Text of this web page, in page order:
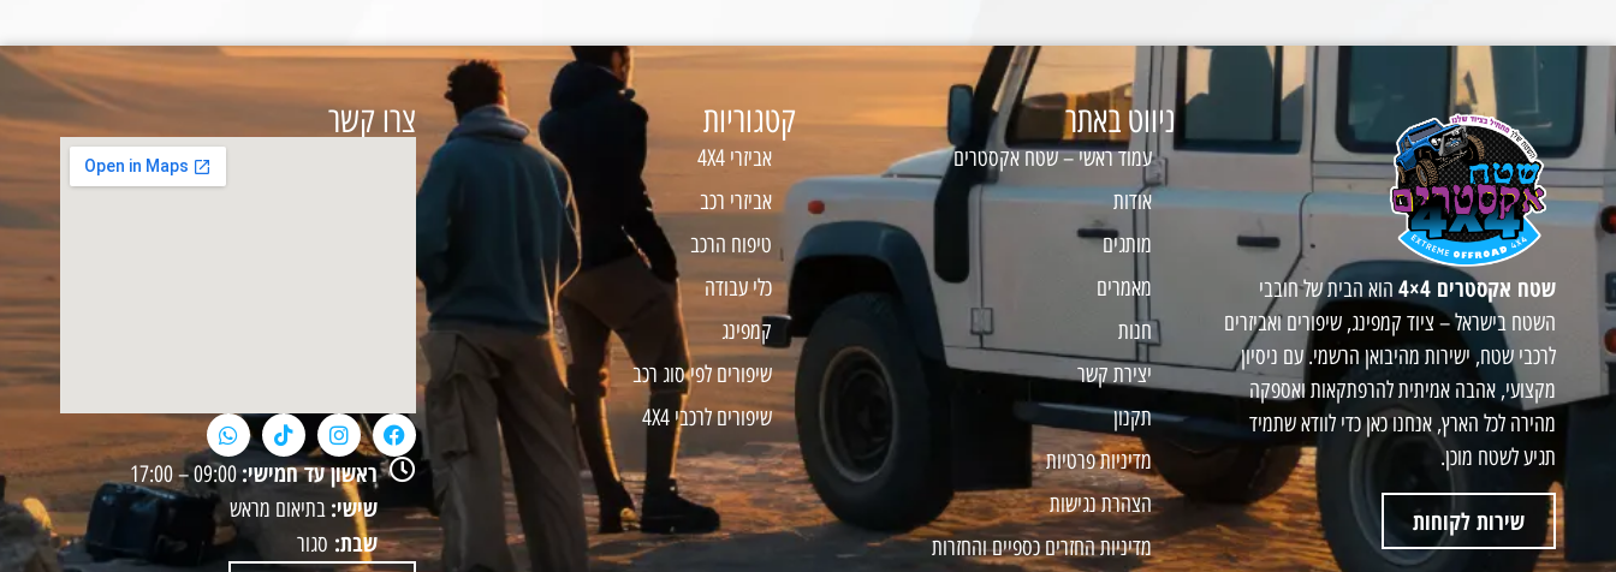
שטח אקסטרים 4×4
הוא הבית של חובבי
השטח בישראל – ציוד קמפינג, שיפורים ואביזרים
לרכבי שטח, ישירות מהיבואן הרשמי. עם ניסיון
מקצועי, אהבה אמיתית להרפתקאות ואספקה
מהירה לכל הארץ, אנחנו כאן כדי לוודא שתמיד
תגיע לשטח מוכן.
שירות לקוחות
ניווט באתר
עמוד ראשי – שטח אקסטרים
אודות
מותגים
מאמרים
חנות
יצירת קשר
תקנון
מדיניות פרטיות
הצהרת נגישות
מדיניות החזרים כספיים והחזרות
קטגוריות
אביזרי 4X4
אביזרי רכב
טיפוח הרכב
כלי עבודה
קמפינג
שיפורים לפי סוג רכב
שיפורים לרכבי 4X4
צרו קשר
ראשון עד חמישי:09:00 – 17:00
שישי: בתיאום מראש
שבת: סגור